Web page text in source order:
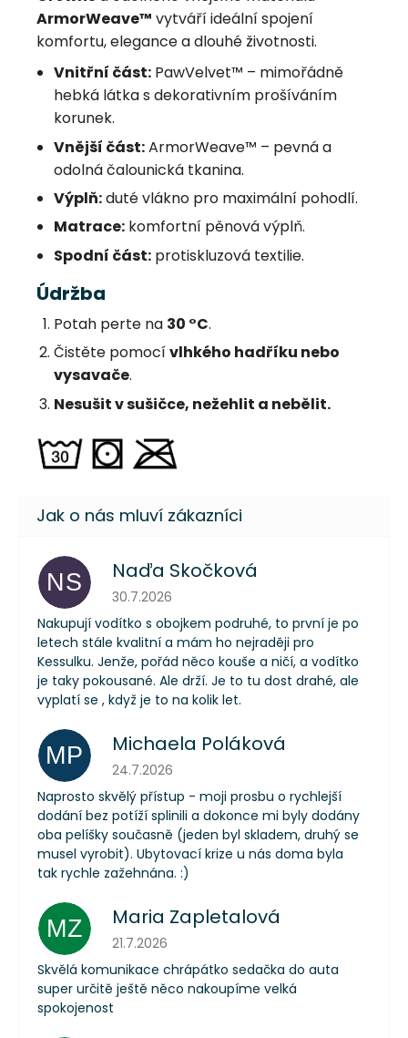
ArmorWeave™ vytváří ideální spojení
komfortu, elegance a dlouhé životnosti.
Vnitřní část: PawVelvet™ – mimořádně
hebká látka s dekorativním prošíváním
korunek.
Vnější část:ArmorWeave™ – pevná a
odolná čalounická tkanina.
Výplň:duté vlákno pro maximální pohodlí.
Matrace: komfortní pěnová výplň.
Spodní část: protiskluzová textilie.
Údržba
Potah perte na 30 °C.
Čistěte pomocívlhkého hadříku nebo
vysavače.
Nesušit v sušičce, nežehlit a nebělit.
NS Naďa Skočková
Hodnocení obchodu je 5 z 5 hvězdiček.
30.7.2026
Nakupují vodítko s obojkem podruhé, to první je po
letech stále kvalitní a mám ho nejraději pro
Kessulku. Jenže, pořád něco kouše a ničí, a vodítko
je taky pokousané. Ale drží. Je to tu dost drahé, ale
vyplatí se , když je to na kolik let.
MP Michaela Poláková
Hodnocení obchodu je 5 z 5 hvězdiček.
24.7.2026
Naprosto skvělý přístup - moji prosbu o rychlejší
dodání bez potíží splinili a dokonce mi byly dodány
oba pelíšky současně (jeden byl skladem, druhý se
musel vyrobit). Ubytovací krize u nás doma byla
tak rychle zažehnána. :)
MZ Maria Zapletalová
Hodnocení obchodu je 5 z 5 hvězdiček.
21.7.2026
Skvělá komunikace chrápátko sedačka do auta
super určitě ještě něco nakoupíme velká
spokojenost